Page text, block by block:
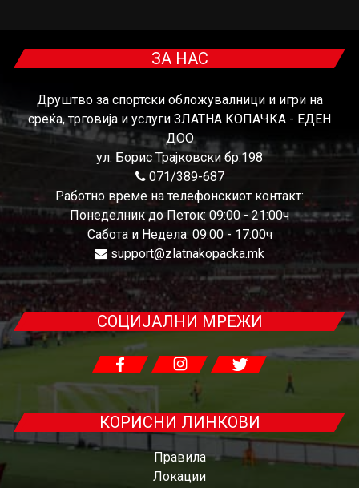
ЗА НАС
Друштво за спортски обложувалници и игри на
среќа, трговија и услуги ЗЛАТНА КОПАЧКА - ЕДЕН
ДОО
ул. Борис Трајковски бр.198
071/389-687
Работно време на телефонскиот контакт:
Понеделник до Петок: 09:00 - 21:00ч
Сабота и Недела: 09:00 - 17:00ч
support@zlatnakopacka.mk
СОЦИЈАЛНИ МРЕЖИ
КОРИСНИ ЛИНКОВИ
Правила
Локации